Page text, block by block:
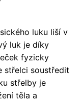
luku liší v
luk je díky
fyzicky
střelci soustředit
střelby je
těla a